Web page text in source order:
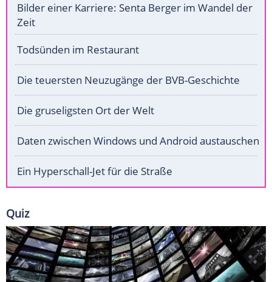
Bilder einer Karriere: Senta Berger im Wandel der
Zeit
Todsünden im Restaurant
Die teuersten Neuzugänge der BVB-Geschichte
Die gruseligsten Ort der Welt
Daten zwischen Windows und Android austauschen
Ein Hyperschall-Jet für die Straße
Quiz